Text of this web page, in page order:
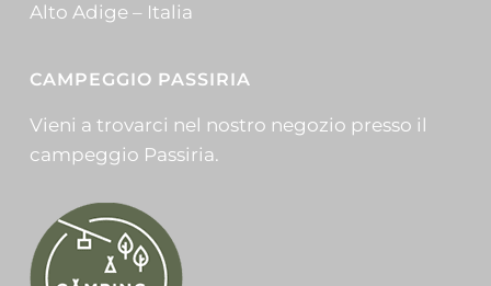
Alto Adige – Italia
CAMPEGGIO PASSIRIA
Vieni a trovarci nel nostro negozio presso il
campeggio Passiria.